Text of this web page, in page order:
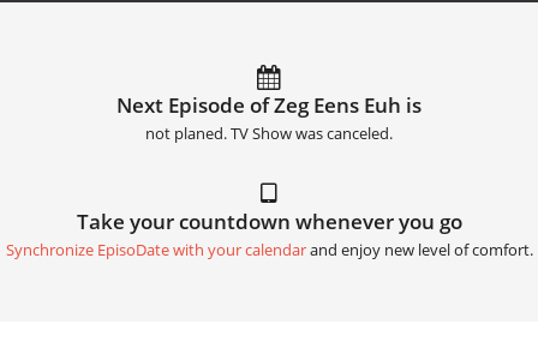
Next Episode of Zeg Eens Euh is
not planed. TV Show was canceled.
Take your countdown whenever you go
Synchronize EpisoDate with your calendarand enjoy new level of comfort.